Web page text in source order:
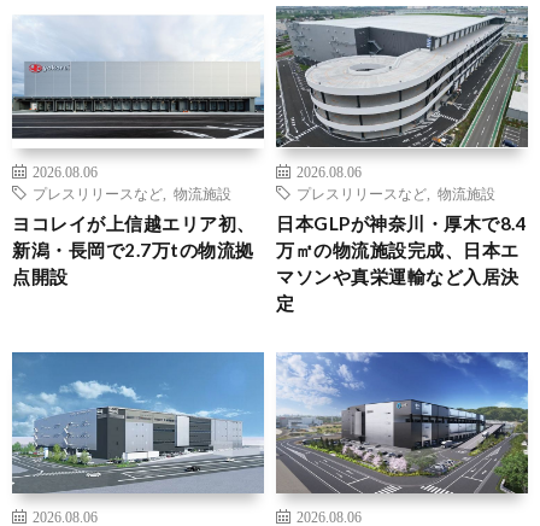
2026.08.06
プレスリリースなど
物流施設
ヨコレイが上信越エリア初、
新潟・長岡で2.7万tの物流拠
点開設
2026.08.06
プレスリリースなど
物流施設
日本GLPが神奈川・厚木で8.4
万㎡の物流施設完成、日本エ
マソンや真栄運輸など入居決
定
2026.08.06
2026.08.06